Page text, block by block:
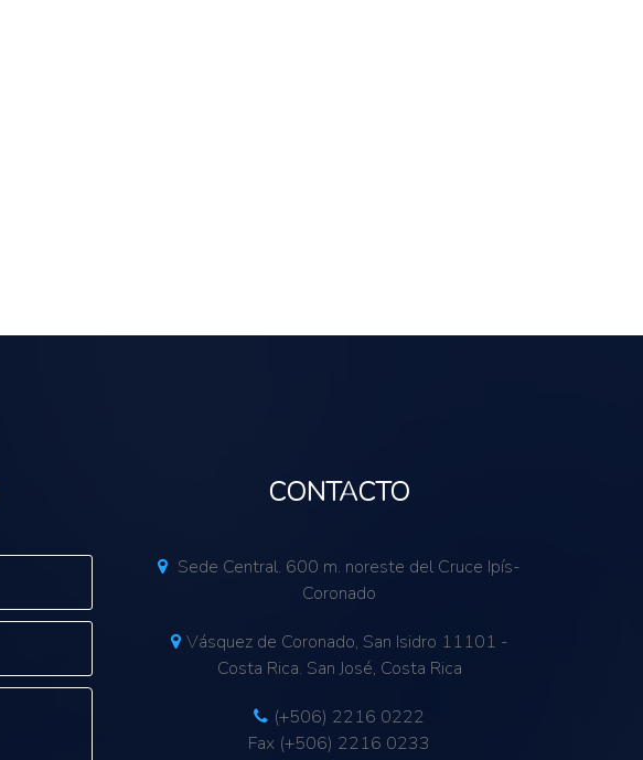
CONTACTO
Sede Central. 600 m. noreste del Cruce Ipís-
Coronado
Vásquez de Coronado, San Isidro 11101 -
Costa Rica. San José, Costa Rica
(+506) 2216 0222
Fax (+506) 2216 0233